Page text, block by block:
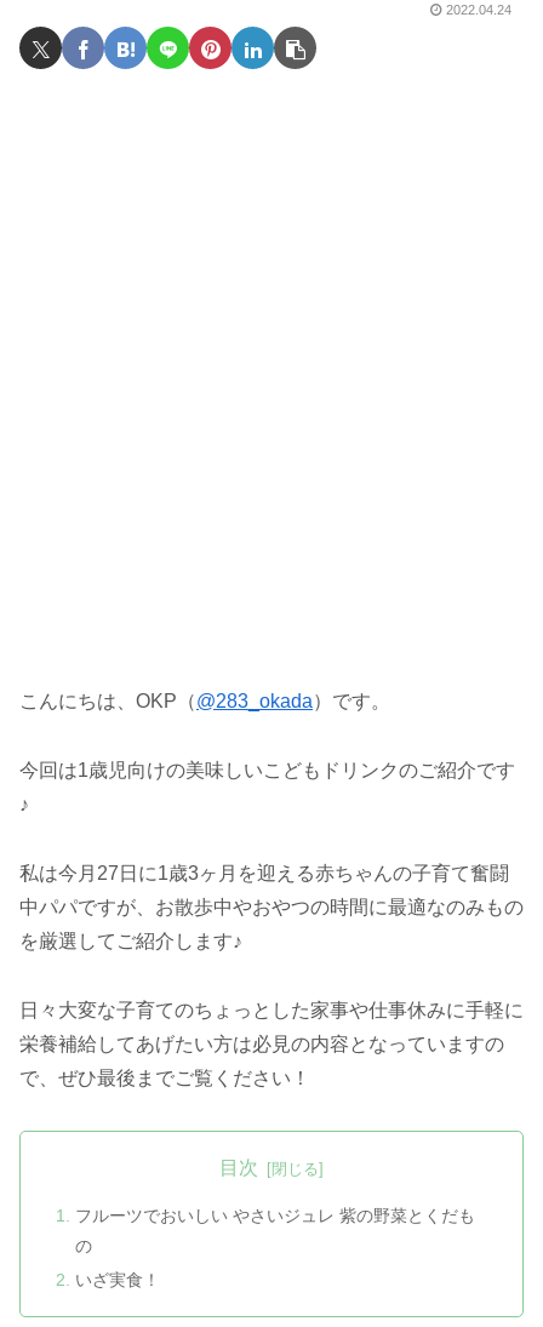
2022.04.24
こんにちは、OKP（@283_okada）です。
今回は1歳児向けの美味しいこどもドリンクのご紹介です
♪
私は今月27日に1歳3ヶ月を迎える赤ちゃんの子育て奮闘
中パパですが、お散歩中やおやつの時間に最適なのみもの
を厳選してご紹介します♪
日々大変な子育てのちょっとした家事や仕事休みに手軽に
栄養補給してあげたい方は必見の内容となっていますの
で、ぜひ最後までご覧ください！
目次
フルーツでおいしい やさいジュレ 紫の野菜とくだも
の
いざ実食！